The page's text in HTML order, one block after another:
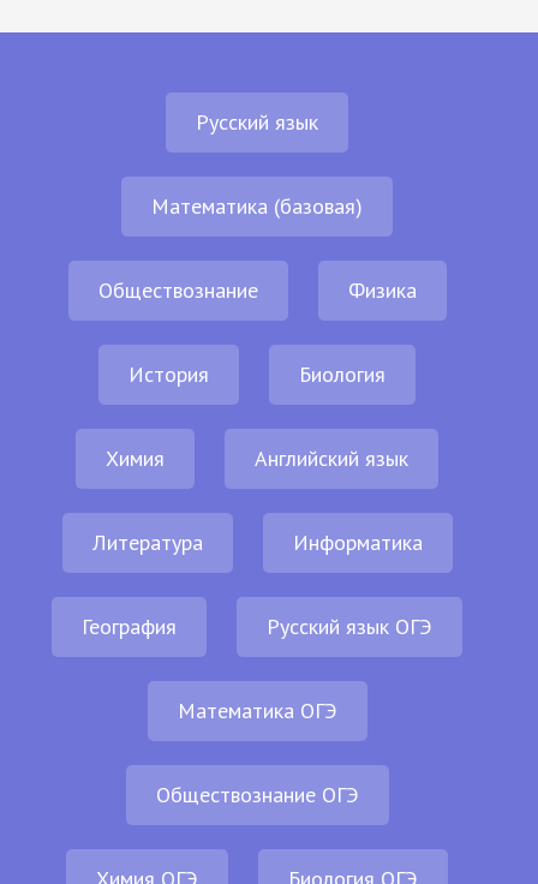
Русский язык
Математика (базовая)
Обществознание Физика
История Биология
Химия Английский язык
Литература Информатика
География Русский язык ОГЭ
Математика ОГЭ
Обществознание ОГЭ
Химия ОГЭ Биология ОГЭ